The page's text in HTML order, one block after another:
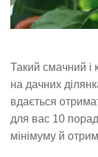
Такий смачний і
на дачних
вдається
для вас 10
мінімуму й